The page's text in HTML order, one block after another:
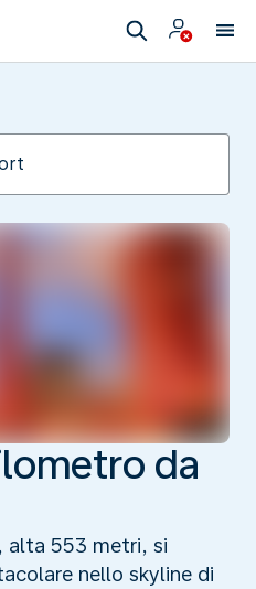
da
alta 553 metri, si
nello skyline di